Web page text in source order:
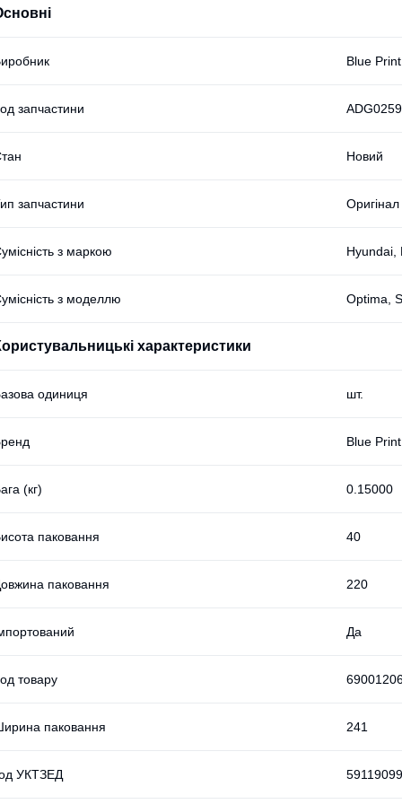
Blue Print
запчастини
Новий
запчастини Оригінал
з маркою Hyundai,
з моделлю Optima,
характеристики
одиниця шт.
Blue Print
(кг) 0.15000
паковання 40
паковання 220
Да
товару
паковання 241
УКТЗЕД